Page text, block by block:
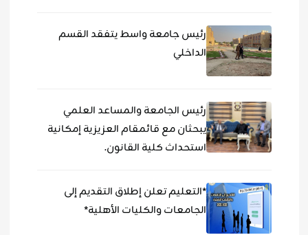
رئيس جامعة واسط يتفقد القسم
الداخلي
رئيس الجامعة والمساعد العلمي
يبحثان مع قائمقام العزيزية إمكانية
استحداث كلية القانون.
*التعليم تعلن إطلاق التقديم إلى
الجامعات والكليات الأهلية*